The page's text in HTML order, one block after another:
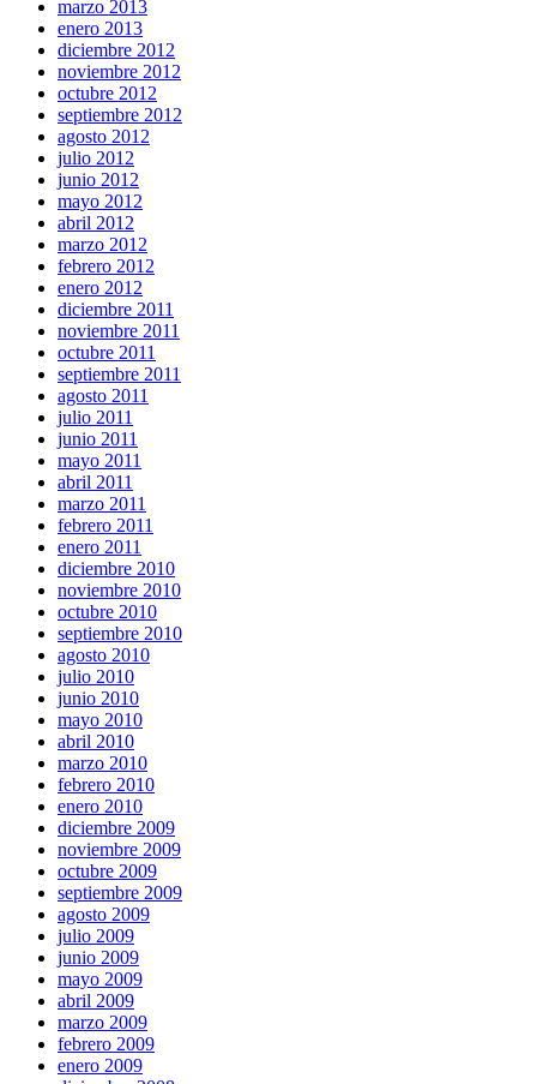
marzo 2013
enero 2013
diciembre 2012
noviembre 2012
octubre 2012
septiembre 2012
agosto 2012
julio 2012
junio 2012
mayo 2012
abril 2012
marzo 2012
febrero 2012
enero 2012
diciembre 2011
noviembre 2011
octubre 2011
septiembre 2011
agosto 2011
julio 2011
junio 2011
mayo 2011
abril 2011
marzo 2011
febrero 2011
enero 2011
diciembre 2010
noviembre 2010
octubre 2010
septiembre 2010
agosto 2010
julio 2010
junio 2010
mayo 2010
abril 2010
marzo 2010
febrero 2010
enero 2010
diciembre 2009
noviembre 2009
octubre 2009
septiembre 2009
agosto 2009
julio 2009
junio 2009
mayo 2009
abril 2009
marzo 2009
febrero 2009
enero 2009